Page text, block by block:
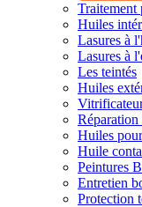
Traitement
Huiles
Lasures à
Lasures à
Les teintés
Huiles
Réparation
Huiles
Huile
Peintures
Entretien
Protection